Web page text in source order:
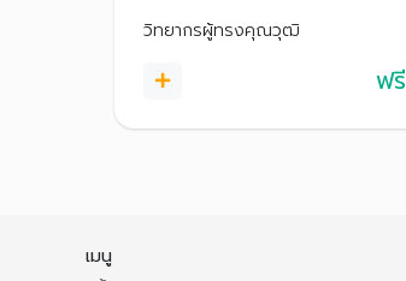
ภาษีหัก ณ ที่จ่าย และภาษีมูลค่าเพิ่ม
ภาษีให้ถูกต้องและเหมาะสม สร้าง
ระยะยาว
วิทยากรผู้ทรงคุณวุฒิ
ฟรี
เมนู